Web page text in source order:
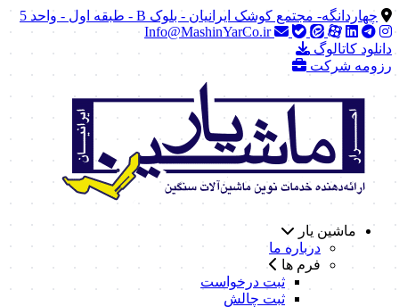
چهاردانگه- مجتمع کوشک ایرانیان - بلوک B - طبقه اول - واحد 5
Info@MashinYarCo.ir
دانلود کاتالوگ
رزومه شرکت
ماشین یار
درباره ما
فرم ها
ثبت درخواست
ثبت چالش